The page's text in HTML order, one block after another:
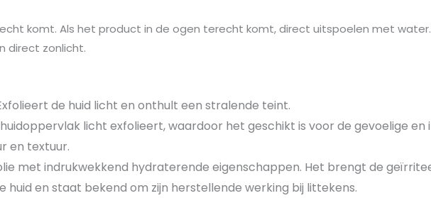
komt. Als het product in de ogen terecht komt, direct uitspoelen met
direct zonlicht.
de huid licht en onthult een stralende teint.
licht exfolieert, waardoor het geschikt is voor de gevoelige en
en textuur.
met indrukwekkend hydraterende eigenschappen. Het brengt de
en staat bekend om zijn herstellende werking bij littekens.